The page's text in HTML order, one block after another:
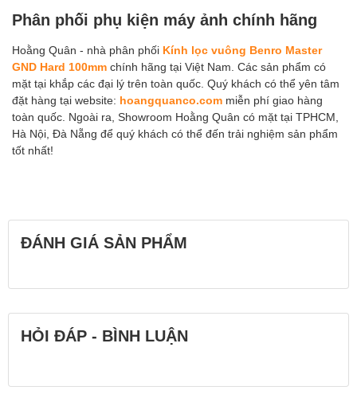
Phân phối phụ kiện máy ảnh chính hãng
Hoằng Quân - nhà phân phối Kính lọc vuông Benro Master
GND Hard 100mm chính hãng tại Việt Nam. Các sản phẩm có
mặt tại khắp các đại lý trên toàn quốc. Quý khách có thể yên tâm
đặt hàng tại website: hoangquanco.com miễn phí giao hàng
toàn quốc. Ngoài ra, Showroom Hoằng Quân có mặt tại TPHCM,
Hà Nội, Đà Nẵng để quý khách có thể đến trải nghiệm sản phẩm
tốt nhất!
ĐÁNH GIÁ SẢN PHẨM
HỎI ĐÁP - BÌNH LUẬN